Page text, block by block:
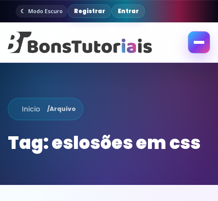
Modo Escuro Registrar Entrar
Abrir
Inicio /Arquivo
Tag:eslosões em css